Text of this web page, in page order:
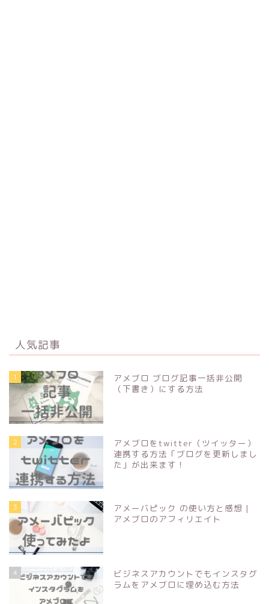
人気記事
1
アメブロ ブログ記事一括非公開
（下書き）にする方法
2
アメブロをtwitter（ツイッター）
連携する方法「ブログを更新しまし
た」が出来ます！
3
アメーバピック の使い方と感想 |
アメブロのアフィリエイト
4
ビジネスアカウントでもインスタグ
ラムをアメブロに埋め込む方法